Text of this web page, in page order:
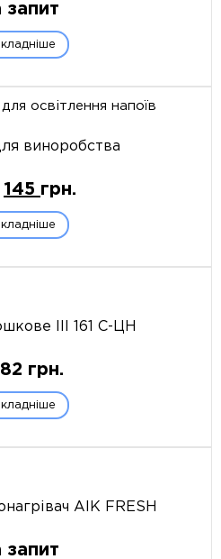
запит
виноробства
145 грн.
ІІІ 161 С-ЦН
грн.
AIK FRESH
запит